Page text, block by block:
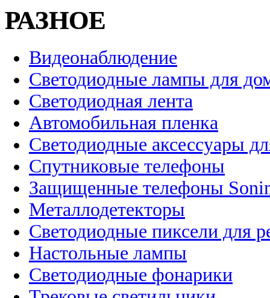
РАЗНОЕ
Видеонаблюдение
Светодиодные лампы для
Светодиодная лента
Автомобильная пленка
Светодиодные аксессуары
Спутниковые телефоны
Защищенные телефоны
Металлодетекторы
Светодиодные пиксели для
Настольные лампы
Светодиодные фонарики